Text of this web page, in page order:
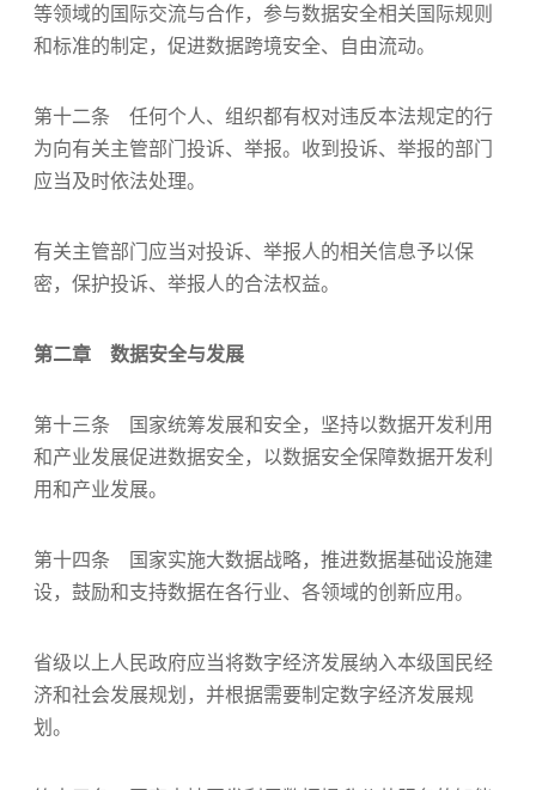
等领域的国际交流与合作，参与数据安全相关国际规则
和标准的制定，促进数据跨境安全、自由流动。
第十二条 任何个人、组织都有权对违反本法规定的行
为向有关主管部门投诉、举报。收到投诉、举报的部门
应当及时依法处理。
有关主管部门应当对投诉、举报人的相关信息予以保
密，保护投诉、举报人的合法权益。
第二章 数据安全与发展
第十三条 国家统筹发展和安全，坚持以数据开发利用
和产业发展促进数据安全，以数据安全保障数据开发利
用和产业发展。
第十四条 国家实施大数据战略，推进数据基础设施建
设，鼓励和支持数据在各行业、各领域的创新应用。
省级以上人民政府应当将数字经济发展纳入本级国民经
济和社会发展规划，并根据需要制定数字经济发展规
划。